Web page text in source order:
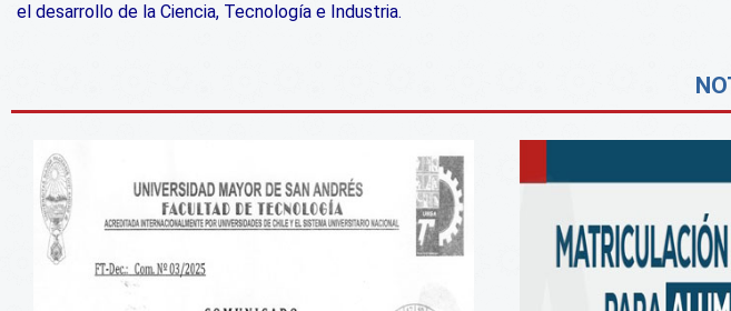
el desarrollo de la Ciencia, Tecnología e Industria.